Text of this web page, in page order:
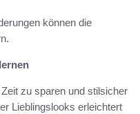
können die
zu sparen und stilsicher
Lieblingslooks erleichtert